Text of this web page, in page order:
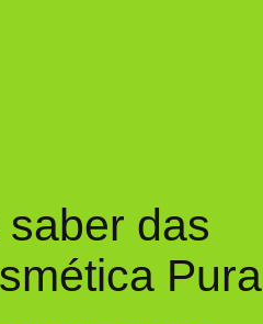
das
Pura